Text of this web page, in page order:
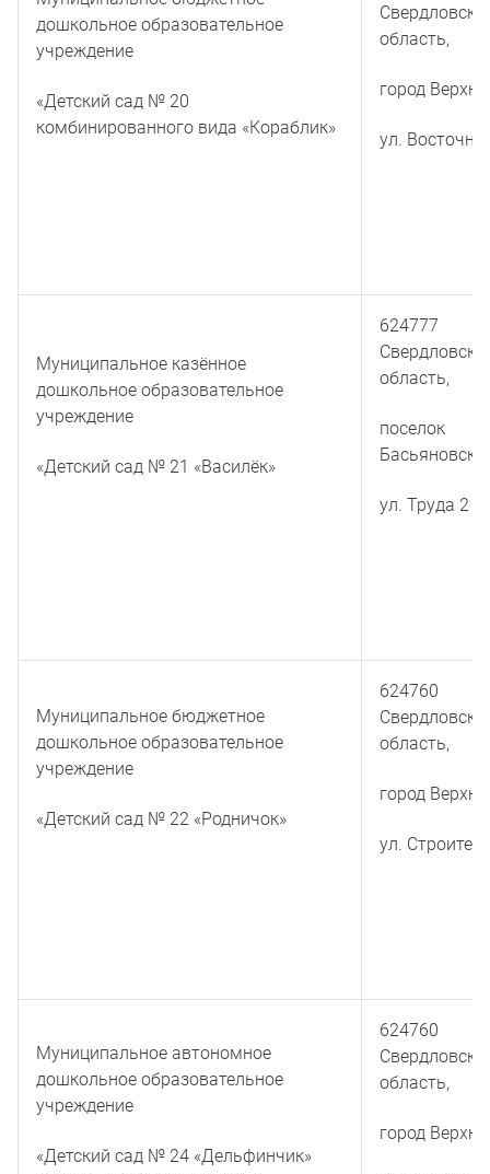
дошкольное образовательное
учреждение
«Детский сад № 20
комбинированного вида «Кораблик»
область,
город
ул.
Муниципальное казённое
дошкольное образовательное
учреждение
«Детский сад № 21 «Василёк»
624777
область,
поселок
ул. Труда 2
Муниципальное бюджетное
дошкольное образовательное
учреждение
«Детский сад № 22 «Родничок»
624760
область,
город
ул.
Муниципальное автономное
дошкольное образовательное
учреждение
«Детский сад № 24 «Дельфинчик»
624760
область,
город